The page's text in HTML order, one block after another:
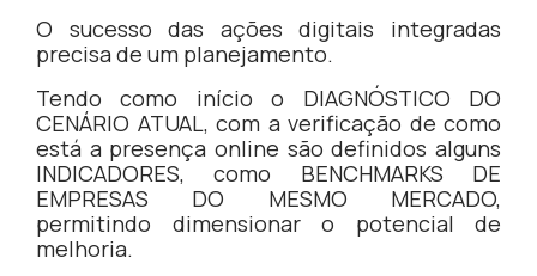
O sucesso das ações digitais integradas
precisa de um planejamento.
Tendo como início o DIAGNÓSTICO DO
CENÁRIO ATUAL, com a verificação de como
está a presença online são definidos alguns
INDICADORES, como BENCHMARKS DE
EMPRESAS DO MESMO MERCADO,
permitindo dimensionar o potencial de
melhoria.